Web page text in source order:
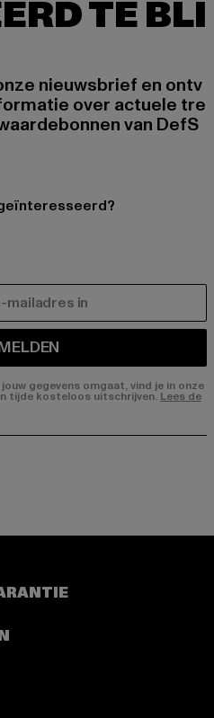
TE BLI
nieuwsbrief en ontv
over actuele tre
van DefS
gegevens omgaat, vind je in onze
tijde kosteloos uitschrijven. Lees de
page:channel: